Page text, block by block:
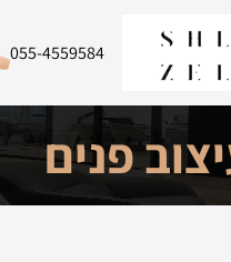
055-4559584
פנים